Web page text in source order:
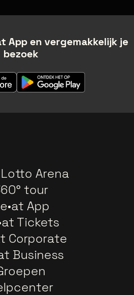
App en vergemakkelijk je
bezoek
Lotto Arena
tour
App
Tickets
Corporate
Business